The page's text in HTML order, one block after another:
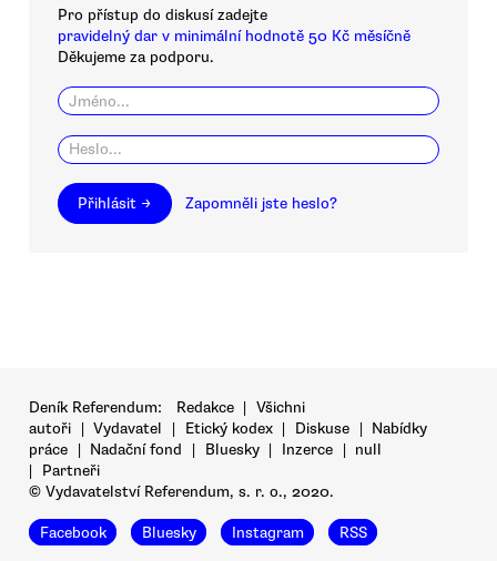
Pro přístup do diskusí zadejte
pravidelný dar v minimální hodnotě 50 Kč měsíčně
Děkujeme za podporu.
Přihlásit → Zapomněli jste heslo?
Deník Referendum: Redakce | Všichni
autoři | Vydavatel | Etický kodex | Diskuse | Nabídky
práce | Nadační fond | Bluesky | Inzerce | null
|
Partneři
© Vydavatelství Referendum, s. r. o., 2020.
Facebook Bluesky Instagram RSS